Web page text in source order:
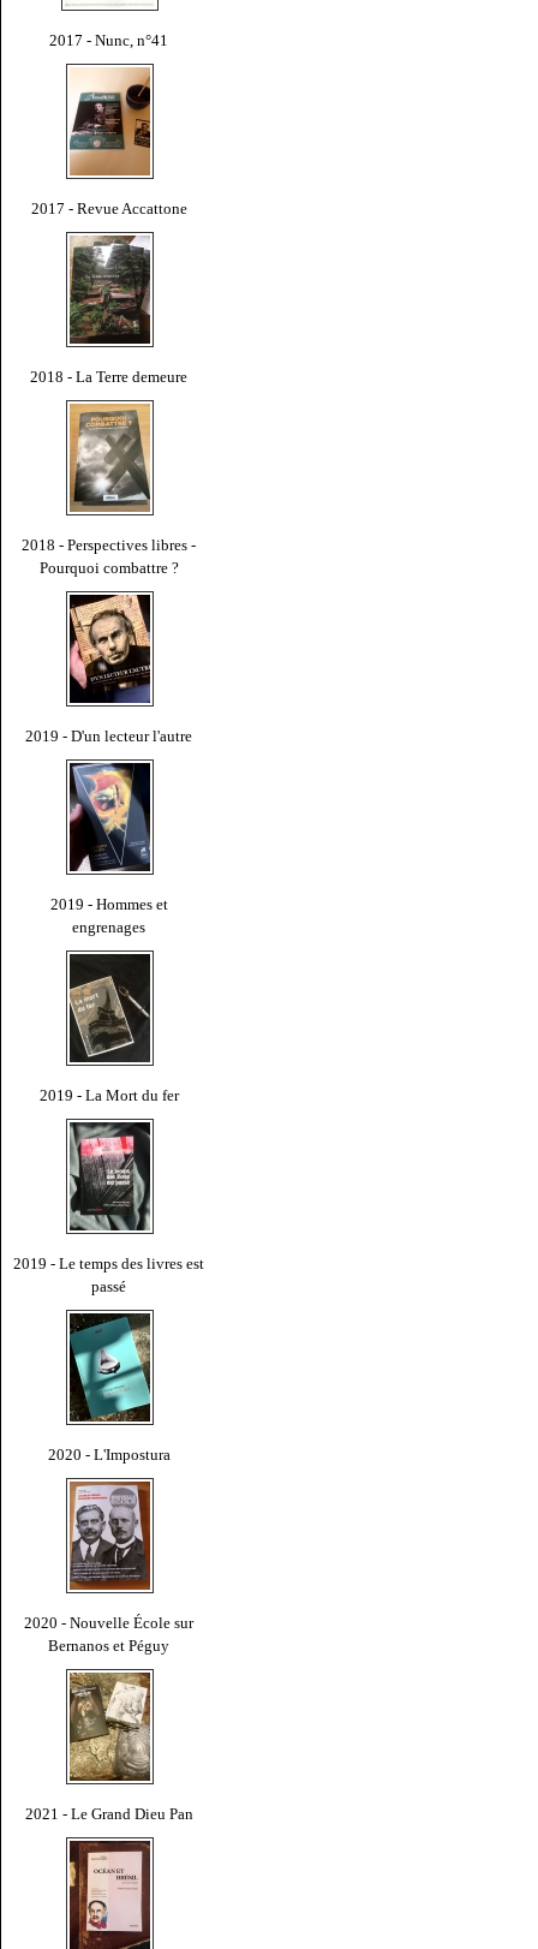
2017 - Nunc, n°41
2017 - Revue Accattone
2018 - La Terre demeure
2018 - Perspectives libres -
Pourquoi combattre ?
2019 - D'un lecteur l'autre
2019 - Hommes et
engrenages
2019 - La Mort du fer
2019 - Le temps des livres est
passé
2020 - L'Impostura
2020 - Nouvelle École sur
Bernanos et Péguy
2021 - Le Grand Dieu Pan